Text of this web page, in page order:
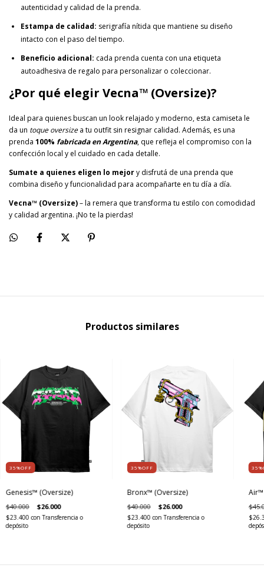
autenticidad y calidad de la prenda.
Estampa de calidad: serigrafía nítida que mantiene su diseño
intacto con el paso del tiempo.
Beneficio adicional: cada prenda cuenta con una etiqueta
autoadhesiva de regalo para personalizar o coleccionar.
¿Por qué elegir Vecna™ (Oversize)?
Ideal para quienes buscan un look relajado y moderno, esta camiseta le
da un toque oversizea tu outfit sin resignar calidad. Además, es una
prenda 100% fabricada en Argentina, que refleja el compromiso con la
confección local y el cuidado en cada detalle.
Sumate a quienes eligen lo mejory disfrutá de una prenda que
combina diseño y funcionalidad para acompañarte en tu día a día.
Vecna™ (Oversize)– la remera que transforma tu estilo con comodidad
y calidad argentina. ¡No te la pierdas!
Productos similares
35%OFF
Genesis™ (Oversize)
$40.000 $26.000
$23.400con Transferencia o
depósito
35%OFF
Bronx™ (Oversize)
$40.000 $26.000
$23.400con Transferencia o
depósito
Air™